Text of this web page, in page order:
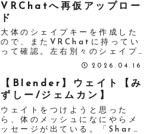
VRChatへ再仮アップロー
ド
大体のシェイプキーを作成した
ので、またVRChatに持ってい
って確認。左右別々のシェイプ
キーはまた後で作成。以前も行
線を設定しなおして、VRC
Avatar Descriptorを追加。
LipSyncのModeを...
2026.04.16
【Blender】ウェイト【み
ずしー/ジェムカン】
ウェイトをつけようと思った
ら、体のメッシュになにやらメ
ッセージが出ている。「Sharp